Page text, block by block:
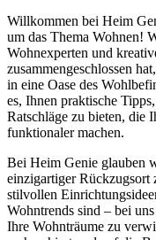
Willkommen bei Heim
um das Thema Wohnen!
Wohnexperten und
zusammengeschlossen
in eine Oase des
es, Ihnen praktische
Ratschläge zu bieten, die
funktionaler machen.
Bei Heim Genie glauben
einzigartiger Rückzugsort
stilvollen
Wohntrends sind – bei
Ihre Wohnträume zu